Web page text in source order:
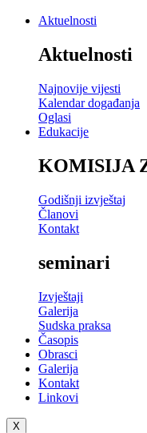
Aktuelnosti
Aktuelnosti
Najnovije vijesti
Kalendar događanja
Oglasi
Edukacije
KOMISIJA
Godišnji izvještaj
Članovi
Kontakt
seminari
Izvještaji
Galerija
Sudska praksa
Časopis
Obrasci
Galerija
Kontakt
Linkovi
X